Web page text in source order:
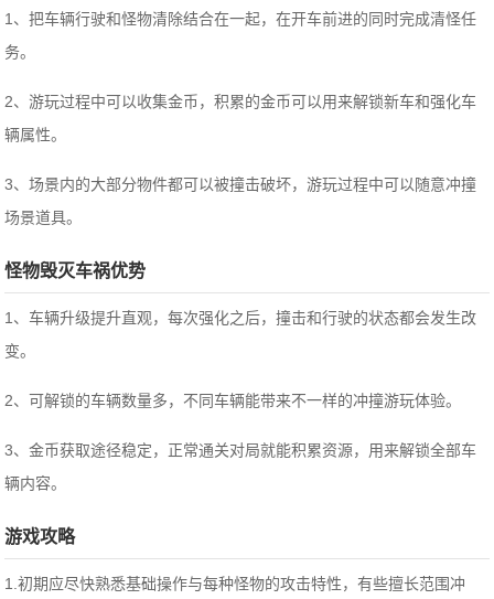
1、把车辆行驶和怪物清除结合在一起，在开车前进的同时完成清怪任
务。
2、游玩过程中可以收集金币，积累的金币可以用来解锁新车和强化车
辆属性。
3、场景内的大部分物件都可以被撞击破坏，游玩过程中可以随意冲撞
场景道具。
怪物毁灭车祸优势
1、车辆升级提升直观，每次强化之后，撞击和行驶的状态都会发生改
变。
2、可解锁的车辆数量多，不同车辆能带来不一样的冲撞游玩体验。
3、金币获取途径稳定，正常通关对局就能积累资源，用来解锁全部车
辆内容。
游戏攻略
1.初期应尽快熟悉基础操作与每种怪物的攻击特性，有些擅长范围冲